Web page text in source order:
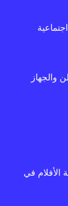
والجهاز
الأفلام في